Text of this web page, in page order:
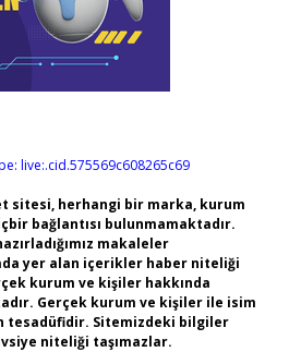
live:.cid.575569c608265c69
sitesi, herhangi bir marka, kurum
bağlantısı bulunmamaktadır.
makaleler
yer alan içerikler haber niteliği
kurum ve kişiler hakkında
Gerçek kurum ve kişiler ile isim
tesadüfidir. Sitemizdeki bilgiler
niteliği taşımazlar.